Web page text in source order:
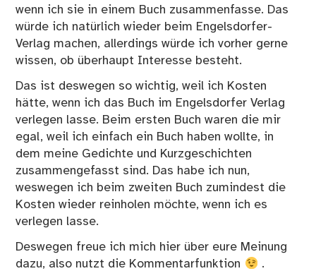
wenn ich sie in einem Buch zusammenfasse. Das
würde ich natürlich wieder beim Engelsdorfer-
Verlag machen, allerdings würde ich vorher gerne
wissen, ob überhaupt Interesse besteht.
Das ist deswegen so wichtig, weil ich Kosten
hätte, wenn ich das Buch im Engelsdorfer Verlag
verlegen lasse. Beim ersten Buch waren die mir
egal, weil ich einfach ein Buch haben wollte, in
dem meine Gedichte und Kurzgeschichten
zusammengefasst sind. Das habe ich nun,
weswegen ich beim zweiten Buch zumindest die
Kosten wieder reinholen möchte, wenn ich es
verlegen lasse.
Deswegen freue ich mich hier über eure Meinung
dazu, also nutzt die Kommentarfunktion
.